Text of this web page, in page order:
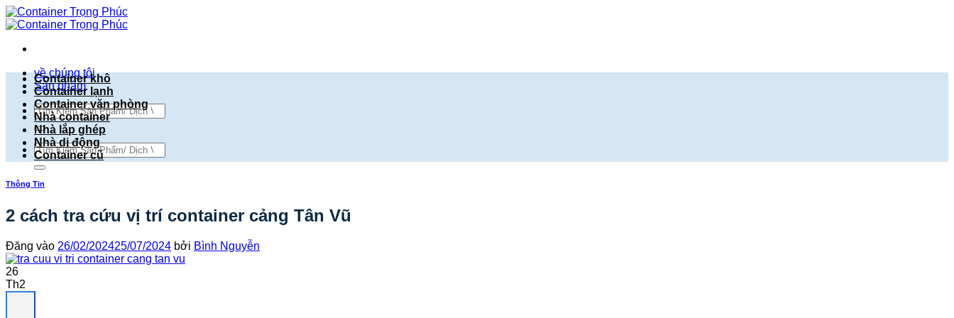
Bỏ
qua
dung
về chúng tôi
Sản phẩm
Tìm
kiếm:
Tìm
kiếm:
Container khô
Container lạnh
Container văn phòng
Nhà container
Nhà lắp ghép
Nhà di động
Container cũ
Thông Tin
2 cách tra cứu vị trí container cảng Tân Vũ
Đăng vào 26/02/202425/07/2024 bởi Bình Nguyễn
26
Th2